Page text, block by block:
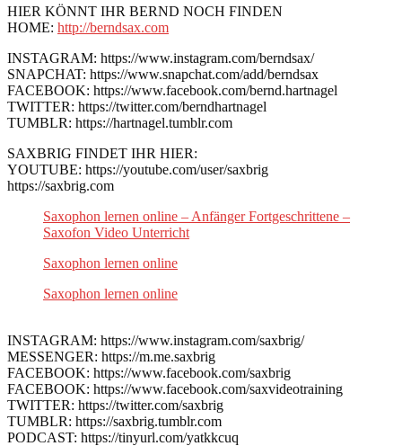
HIER KÖNNT IHR BERND NOCH FINDEN
HOME: http://berndsax.com
INSTAGRAM: https://www.instagram.com/berndsax/
SNAPCHAT: https://www.snapchat.com/add/berndsax
FACEBOOK: https://www.facebook.com/bernd.hartnagel
TWITTER: https://twitter.com/berndhartnagel
TUMBLR: https://hartnagel.tumblr.com
SAXBRIG FINDET IHR HIER:
YOUTUBE: https://youtube.com/user/saxbrig
https://saxbrig.com
Saxophon lernen online – Anfänger Fortgeschrittene –
Saxofon Video Unterricht
Saxophon lernen online
Saxophon lernen online
INSTAGRAM: https://www.instagram.com/saxbrig/
MESSENGER: https://m.me.saxbrig
FACEBOOK: https://www.facebook.com/saxbrig
FACEBOOK: https://www.facebook.com/saxvideotraining
TWITTER: https://twitter.com/saxbrig
TUMBLR: https://saxbrig.tumblr.com
PODCAST: https://tinyurl.com/yatkkcuq